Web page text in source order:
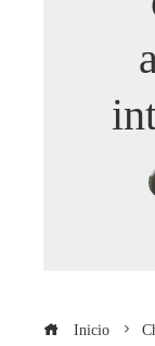
Inicio